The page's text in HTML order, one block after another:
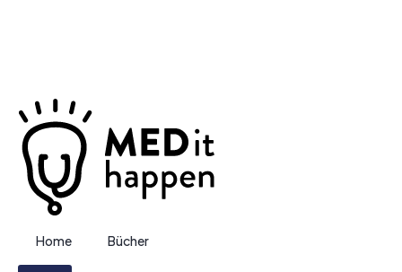
Home Bücher